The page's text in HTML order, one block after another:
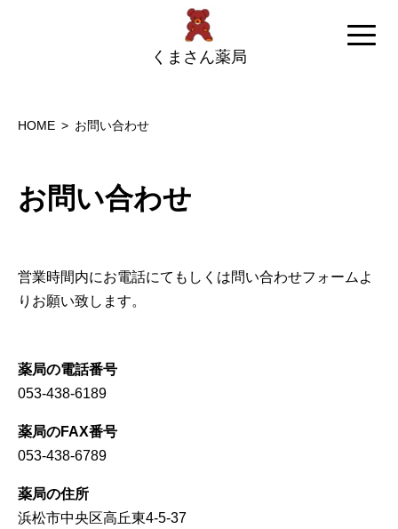
くまさん薬局
HOME お問い合わせ
お問い合わせ
営業時間内にお電話にてもしくは問い合わせフォームよ
りお願い致します。
薬局の電話番号
053-438-6189
薬局のFAX番号
053-438-6789
薬局の住所
浜松市中央区高丘東4-5-37